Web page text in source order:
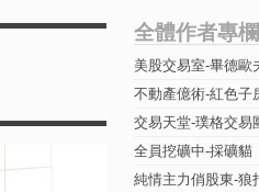
全體作者專欄
美股交易室-畢德歐
不動產億術-紅色子
交易天堂-璞格交易
全員挖礦中-採礦貓
純情主力俏股東-狼